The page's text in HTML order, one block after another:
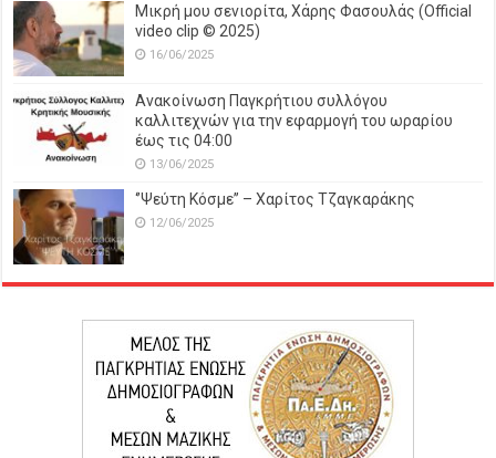
Μικρή μου σενιορίτα, Χάρης Φασουλάς (Official
video clip © 2025)
16/06/2025
Ανακοίνωση Παγκρήτιου συλλόγου
καλλιτεχνών για την εφαρμογή του ωραρίου
έως τις 04:00
13/06/2025
‘’Ψεύτη Κόσμε’’ – Χαρίτος Τζαγκαράκης
12/06/2025